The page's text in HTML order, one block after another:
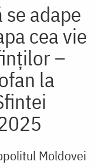
adape
cea vie
–
la
Moldovei